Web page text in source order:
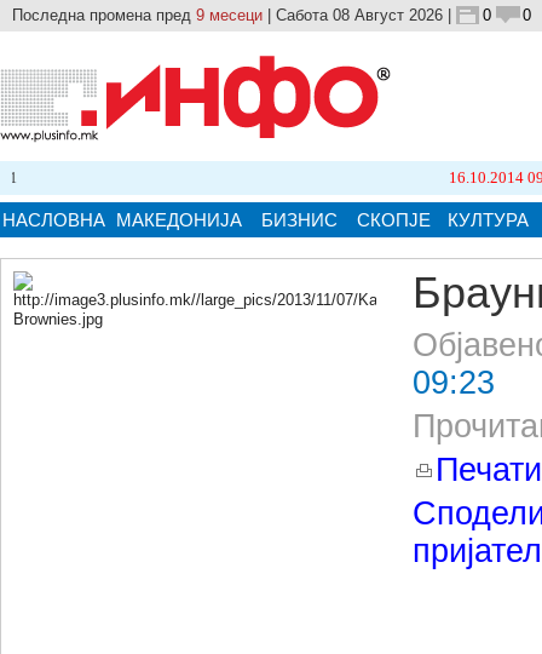
Последна промена пред 9 месеци | Сабота 08 Август 2026 | 0 0
16.10.2014 09:21
НАСЛОВНА МАКЕДОНИЈА БИЗНИС СКОПЈЕ КУЛТУРА
09:23
Печати